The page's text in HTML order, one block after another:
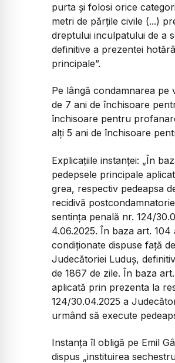
purta și folosi orice
metri de părțile civile (...)
dreptului inculpatului de a
definitive a prezentei
principale”.
Pe lângă condamnarea pe
de 7 ani de închisoare
închisoare pentru
alți 5 ani de închisoare
Explicațiile instanței: „În
pedepsele principale
grea, respectiv pedeapsa
recidivă
sentința penală nr. 124/
4.06.2025. În baza art.
condiționate dispuse față
Judecătoriei Luduș,
de 1867 de zile. În baza
aplicată prin prezenta la
124/30.04.2025 a
urmând să execute
Instanța îl obligă pe Emil
dispus „instituirea